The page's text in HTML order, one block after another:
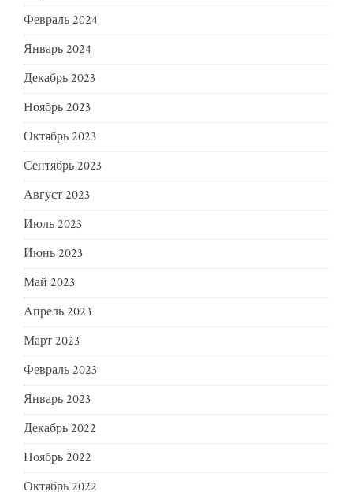
Февраль 2024
Январь 2024
Декабрь 2023
Ноябрь 2023
Октябрь 2023
Сентябрь 2023
Август 2023
Июль 2023
Июнь 2023
Май 2023
Апрель 2023
Март 2023
Февраль 2023
Январь 2023
Декабрь 2022
Ноябрь 2022
Октябрь 2022